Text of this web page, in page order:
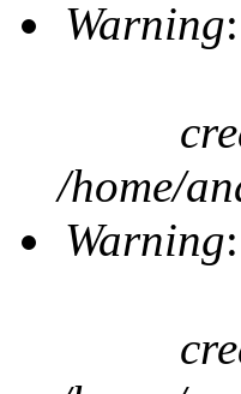
Warning
/home/
Warning